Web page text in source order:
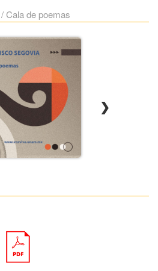
/Cala de poemas
❯